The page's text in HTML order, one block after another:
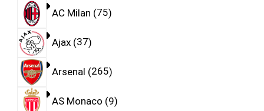
AC Milan 75
Ajax 37
Arsenal 265
AS Monaco 9